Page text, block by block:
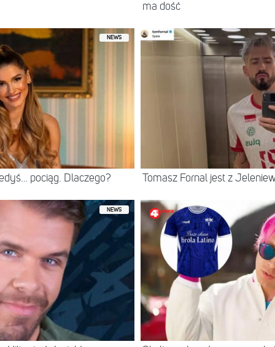
ma dość
NEWS
pociąg. Dlaczego? Tomasz Fornal jest z
NEWS